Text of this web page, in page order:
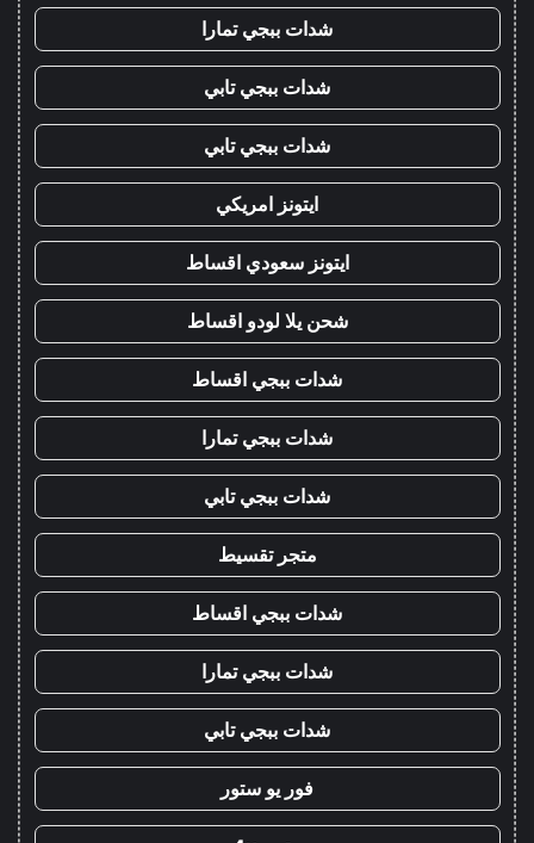
شدات ببجي تمارا
شدات ببجي تابي
شدات ببجي تابي
ايتونز امريكي
ايتونز سعودي اقساط
شحن يلا لودو اقساط
شدات ببجي اقساط
شدات ببجي تمارا
شدات ببجي تابي
متجر تقسيط
شدات ببجي اقساط
شدات ببجي تمارا
شدات ببجي تابي
فور يو ستور